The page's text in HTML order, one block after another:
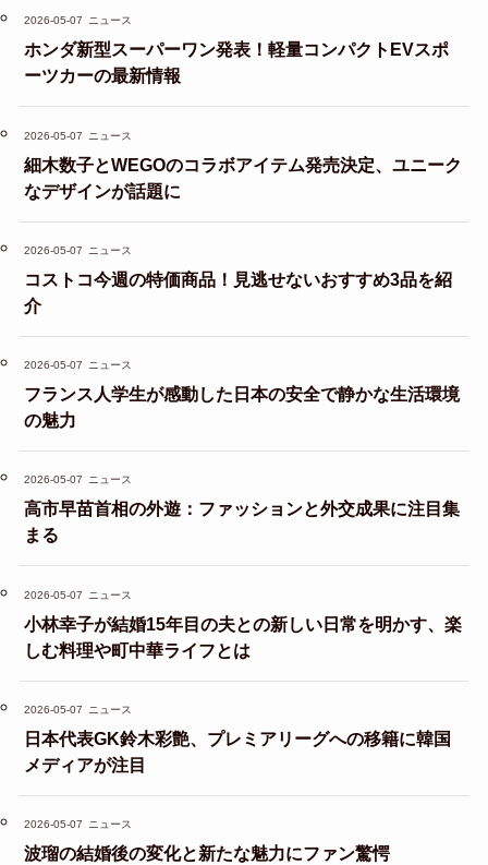
2026-05-07 ニュース
ホンダ新型スーパーワン発表！軽量コンパクトEVスポ
ーツカーの最新情報
2026-05-07 ニュース
細木数子とWEGOのコラボアイテム発売決定、ユニーク
なデザインが話題に
2026-05-07 ニュース
コストコ今週の特価商品！見逃せないおすすめ3品を紹
介
2026-05-07 ニュース
フランス人学生が感動した日本の安全で静かな生活環境
の魅力
2026-05-07 ニュース
高市早苗首相の外遊：ファッションと外交成果に注目集
まる
2026-05-07 ニュース
小林幸子が結婚15年目の夫との新しい日常を明かす、楽
しむ料理や町中華ライフとは
2026-05-07 ニュース
日本代表GK鈴木彩艶、プレミアリーグへの移籍に韓国
メディアが注目
2026-05-07 ニュース
波瑠の結婚後の変化と新たな魅力にファン驚愕